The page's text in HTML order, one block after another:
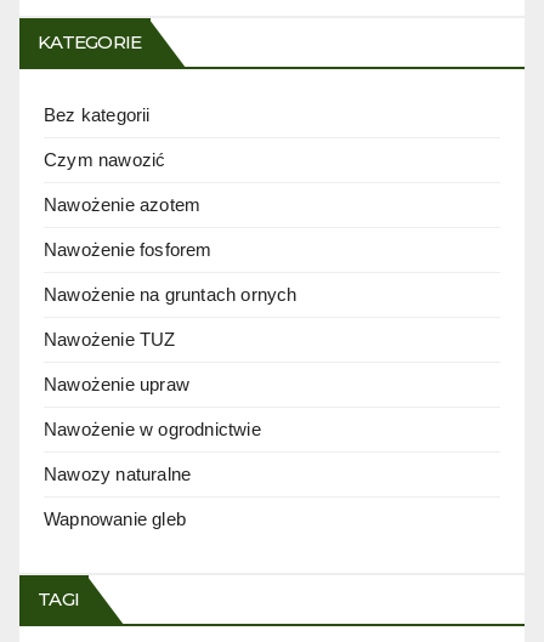
KATEGORIE
Bez kategorii
Czym nawozić
Nawożenie azotem
Nawożenie fosforem
Nawożenie na gruntach ornych
Nawożenie TUZ
Nawożenie upraw
Nawożenie w ogrodnictwie
Nawozy naturalne
Wapnowanie gleb
TAGI